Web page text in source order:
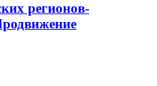
регионов-